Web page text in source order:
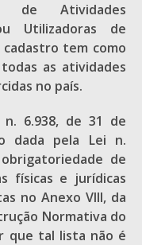
de Atividades
Utilizadoras de
cadastro tem como
as atividades
no país.
6.938, de 31 de
dada pela Lei n.
de
físicas e jurídicas
no Anexo VIII, da
Normativa do
que tal lista não é